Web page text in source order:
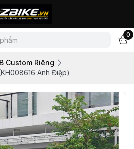
0
Custom Riêng
Anh Điệp)